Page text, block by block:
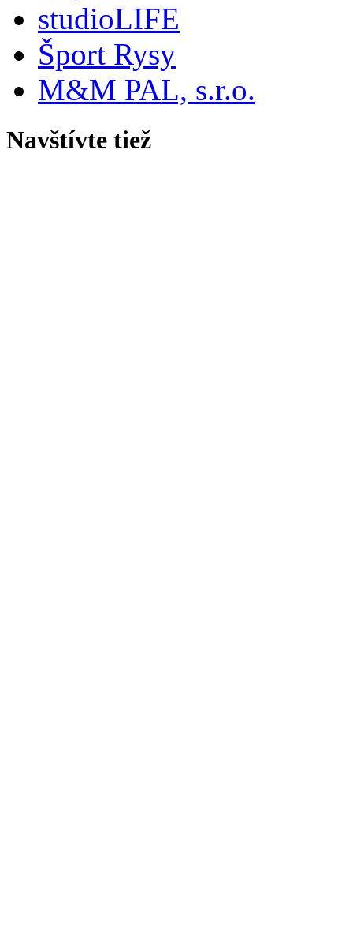
studioLIFE
Šport Rysy
M&M PAL, s.r.o.
Navštívte tiež